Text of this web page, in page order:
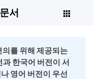
문서
를 위해 제공되는
한국어 버전이 서
영어 버전이 우선